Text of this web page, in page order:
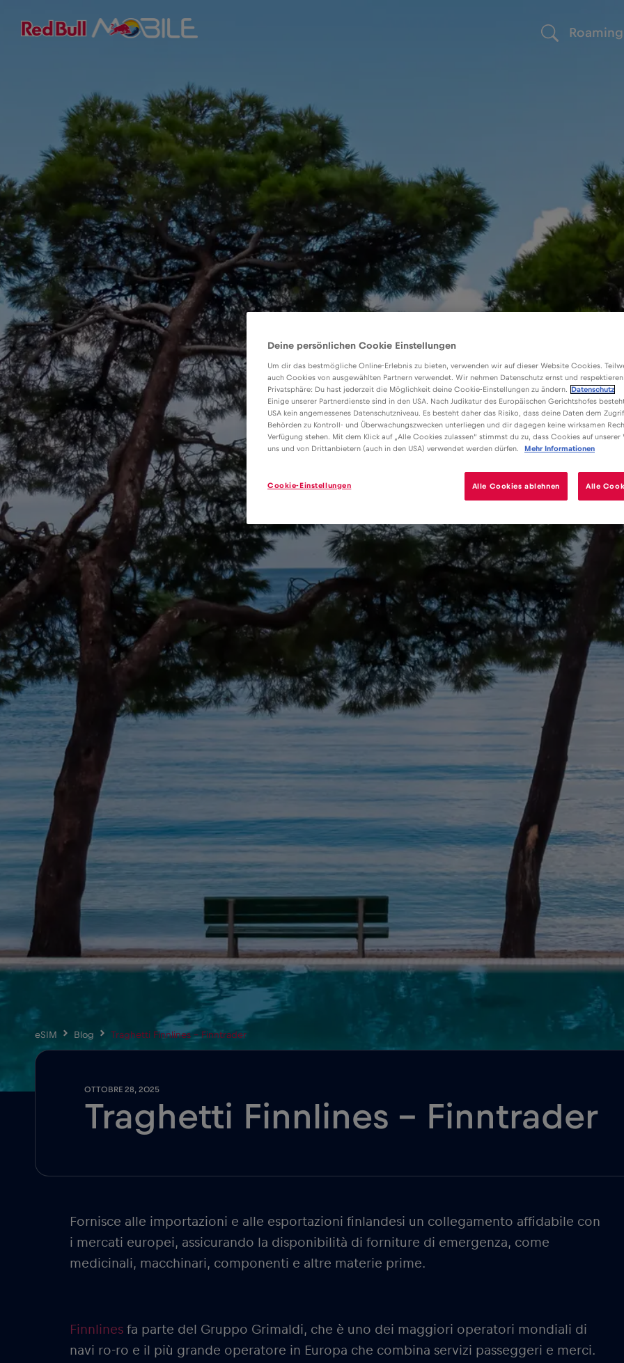
Roaming
eSIM Blog Traghetti Finnlines – Finntrader
OTTOBRE 28, 2025
Traghetti Finnlines – Finntrader
Fornisce alle importazioni e alle esportazioni finlandesi un collegamento affidabile con
i mercati europei, assicurando la disponibilità di forniture di emergenza, come
medicinali, macchinari, componenti e altre materie prime.
Finnlines fa parte del Gruppo Grimaldi, che è uno dei maggiori operatori mondiali di
navi ro-ro e il più grande operatore in Europa che combina servizi passeggeri e merci.
Deine persönlichen Cookie Einstellungen
Um dir das bestmögliche Online-Erlebnis zu bieten, verwenden wir auf dieser Website Cookies.
auch Cookies von ausgewählten Partnern verwendet. Wir nehmen Datenschutz ernst und
Privatsphäre: Du hast jederzeit die Möglichkeit deine Cookie-Einstellungen zu ändern.
Datenschutz
Einige unserer Partnerdienste sind in den USA. Nach Judikatur des Europäischen Gerichtshofes
USA kein angemessenes Datenschutzniveau. Es besteht daher das Risiko, dass deine Daten dem
Behörden zu Kontroll- und Überwachungszwecken unterliegen und dir dagegen keine wirksamen
Verfügung stehen. Mit dem Klick auf „Alle Cookies zulassen“ stimmst du zu, dass Cookies auf unserer
uns und von Drittanbietern (auch in den USA) verwendet werden dürfen.
Mehr Informationen
Alle Cookies ablehnen Alle
Cookie-Einstellungen